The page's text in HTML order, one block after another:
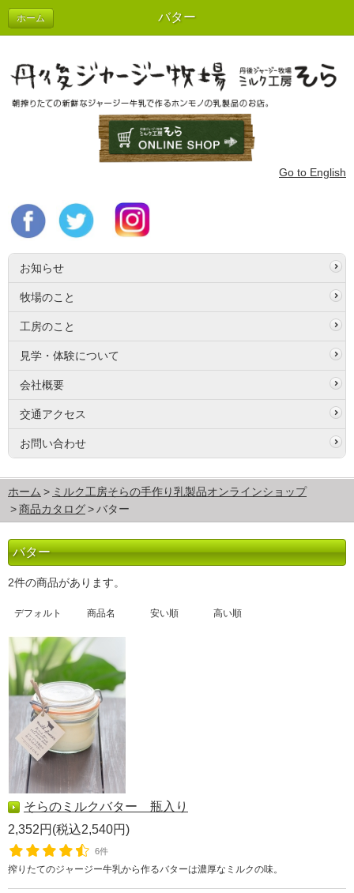
バター
ホーム
Go to English
お知らせ
牧場のこと
工房のこと
見学・体験について
会社概要
交通アクセス
お問い合わせ
ホーム
ミルク工房そらの手作り乳製品オンラインショップ
商品カタログ
バター
バター
2件の商品があります。
デフォルト 商品名 安い順 高い順
そらのミルクバター 瓶入り
2,352円(税込2,540円)
6件
搾りたてのジャージー牛乳から作るバターは濃厚なミルクの味。